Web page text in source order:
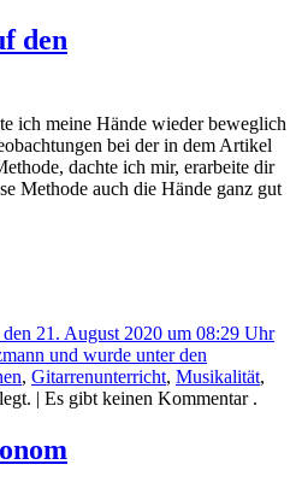
den
ich meine Hände wieder beweglich
bei der in dem Artikel
dachte ich mir, erarbeite dir
Methode auch die Hände ganz gut
21. August 2020 um 08:29 Uhr
und wurde unter den
, Gitarrenunterricht, Musikalität,
| Es gibt keinen Kommentar .